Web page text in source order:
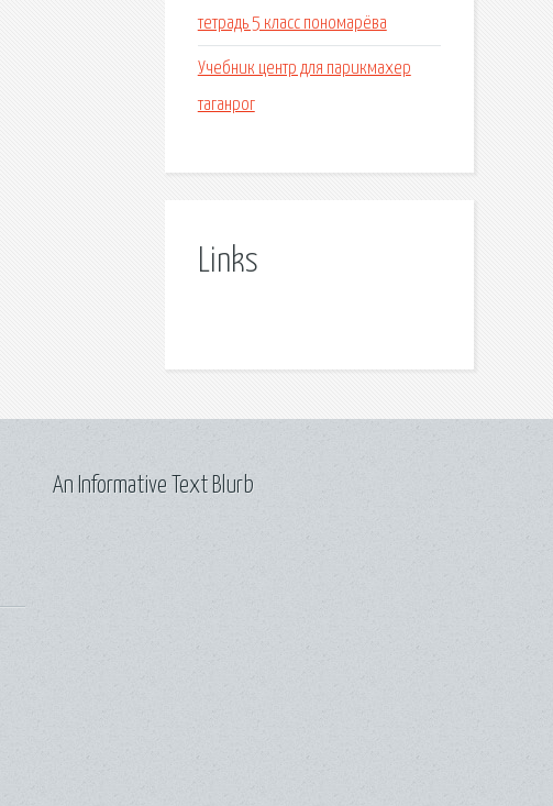
тетрадь 5 класс пономарёва
Учебник центр для парикмахер
таганрог
Links
An Informative Text Blurb